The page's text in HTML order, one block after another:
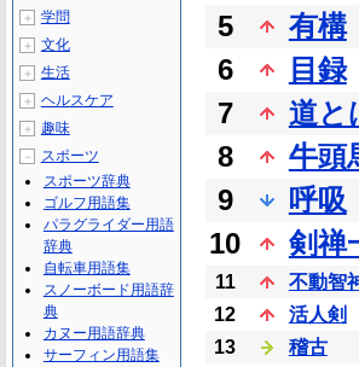
5
有構
6
目録
7
道と
8
牛頭
9
呼吸
10
剣禅
11
不動智
12
活人剣
13
稽古
＋ 学問
＋ 文化
＋ 生活
＋ ヘルスケア
＋ 趣味
－
スポーツ
スポーツ辞典
ゴルフ用語集
パラグライダー用語
辞典
自転車用語集
スノーボード用語辞
典
カヌー用語辞典
サーフィン用語集